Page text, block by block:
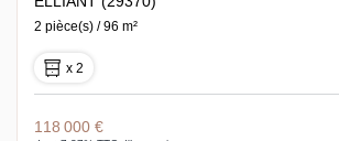
2 pièce(s) / 96 m²
x 2
118 000 €